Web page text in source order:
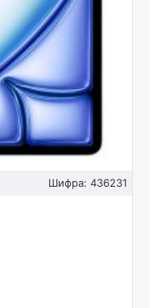
Шифра: 436231